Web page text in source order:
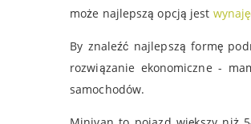
może najlepszą opcją jest
By znaleźć najlepszą formę
rozwiązanie ekonomiczne -
samochodów.